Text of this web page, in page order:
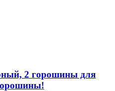
2 горошины для